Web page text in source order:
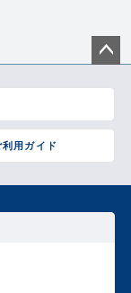
利用ガイド
ジト
へ